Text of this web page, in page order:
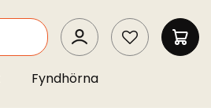
SEARCH
MIN
Fyndhörna